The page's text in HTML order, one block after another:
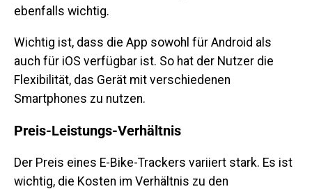
ebenfalls wichtig.
Wichtig ist, dass die App sowohl für Android als
auch für iOS verfügbar ist. So hat der Nutzer die
Flexibilität, das Gerät mit verschiedenen
Smartphones zu nutzen.
Preis-Leistungs-Verhältnis
Der Preis eines E-Bike-Trackers variiert stark. Es ist
wichtig, die Kosten im Verhältnis zu den